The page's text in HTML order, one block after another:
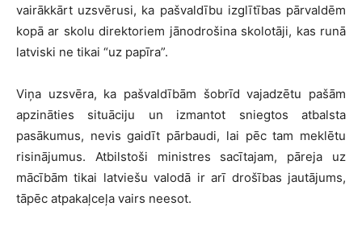
vairākkārt uzsvērusi, ka pašvaldību izglītības pārvaldēm
kopā ar skolu direktoriem jānodrošina skolotāji, kas runā
latviski ne tikai “uz papīra”.
Viņa uzsvēra, ka pašvaldībām šobrīd vajadzētu pašām
apzināties situāciju un izmantot sniegtos atbalsta
pasākumus, nevis gaidīt pārbaudi, lai pēc tam meklētu
risinājumus. Atbilstoši ministres sacītajam, pāreja uz
mācībām tikai latviešu valodā ir arī drošības jautājums,
tāpēc atpakaļceļa vairs neesot.